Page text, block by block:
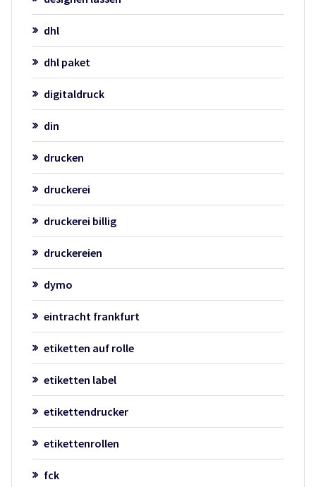
dhl
dhl paket
digitaldruck
din
drucken
druckerei
druckerei billig
druckereien
dymo
eintracht frankfurt
etiketten auf rolle
etiketten label
etikettendrucker
etikettenrollen
fck